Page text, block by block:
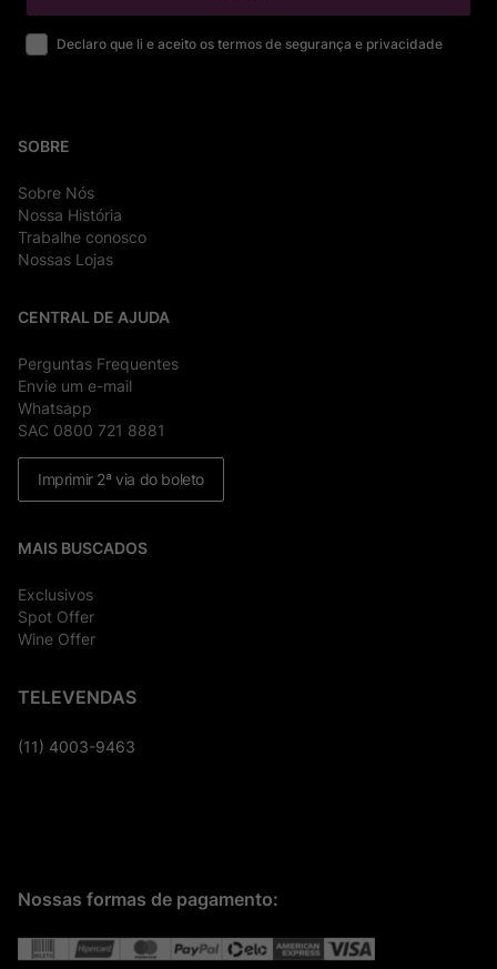
Declaro que li e aceito os termos de segurança e privacidade
SOBRE
Sobre Nós
Nossa História
Trabalhe conosco
Nossas Lojas
CENTRAL DE AJUDA
Perguntas Frequentes
Envie um e-mail
Whatsapp
SAC 0800 721 8881
Imprimir 2ª via do boleto
MAIS BUSCADOS
Exclusivos
Spot Offer
Wine Offer
TELEVENDAS
(11) 4003-9463
Nossas formas de pagamento: